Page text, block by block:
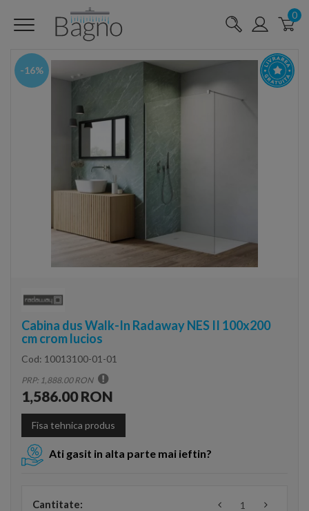
0
-16%
Cabina dus Walk-In Radaway NES II 100x200
cm crom lucios
Cod: 10013100-01-01
PRP: 1,888.00 RON
1,586.00 RON
Fisa tehnica produs
Ati gasit in alta parte mai ieftin?
Cantitate: